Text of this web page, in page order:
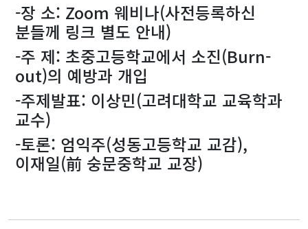
-장 소: Zoom 웨비나(사전등록하신
분들께 링크 별도 안내)
-주 제: 초중고등학교에서 소진(Burn-
out)의 예방과 개입
-주제발표: 이상민(고려대학교 교육학과
교수)
-토론: 엄익주(성동고등학교 교감),
이재일(前 숭문중학교 교장)